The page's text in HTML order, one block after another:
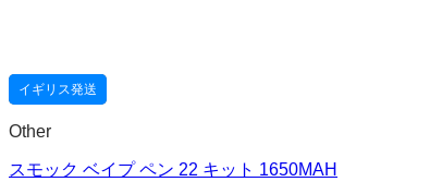
イギリス発送
Other
スモック ベイプ ペン 22 キット 1650MAH